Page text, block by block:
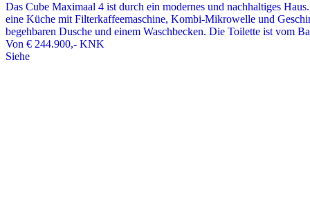
Das Cube Maximaal 4 ist durch ein modernes und nachhaltiges
eine Küche mit Filterkaffeemaschine, Kombi-Mikrowelle und
begehbaren Dusche und einem Waschbecken. Die Toilette ist vom
Von € 244.900,- KNK
Siehe